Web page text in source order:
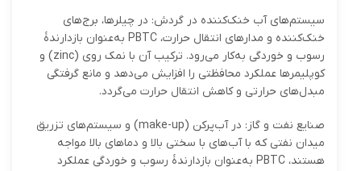
سیستم‌های آب خنک‌کننده در گردش: در چیلرها، برج‌های
خنک‌کننده و مدارهای انتقال حرارت، PBTC به‌عنوان بازدارندهٔ
رسوب و خوردگی به‌کار می‌رود. ترکیب آن با نمک روی (zinc) و
کوپلیمرها عملکرد محافظتی را افزایش می‌دهد و مانع گرفتگی
مبدل‌های حرارتی و کاهش انتقال حرارت می‌گردد.
صنایع نفت و گاز: در آب‌پرکن (make-up) و سیستم‌های تزریق
میدان نفتی که با آب‌های با سختی بالا و دماهای بالا مواجه
هستند، PBTC به‌عنوان بازدارندهٔ رسوب و خوردگی عملکرد